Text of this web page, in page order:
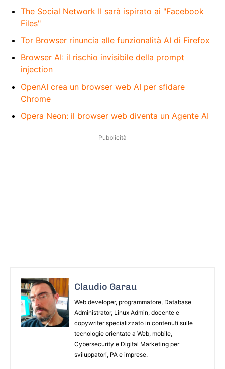
The Social Network II sarà ispirato ai "Facebook
Files"
Tor Browser rinuncia alle funzionalità AI di Firefox
Browser AI: il rischio invisibile della prompt
injection
OpenAI crea un browser web AI per sfidare
Chrome
Opera Neon: il browser web diventa un Agente AI
Pubblicità
Claudio Garau
Web developer, programmatore, Database
Administrator, Linux Admin, docente e
copywriter specializzato in contenuti sulle
tecnologie orientate a Web, mobile,
Cybersecurity e Digital Marketing per
sviluppatori, PA e imprese.